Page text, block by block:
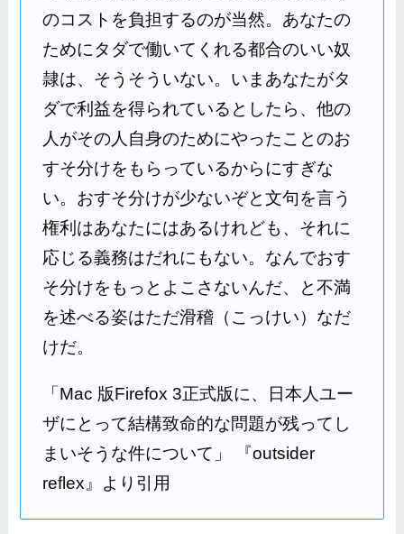
のコストを負担するのが当然。あなたの
ためにタダで働いてくれる都合のいい奴
隷は、そうそういない。いまあなたがタ
ダで利益を得られているとしたら、他の
人がその人自身のためにやったことのお
すそ分けをもらっているからにすぎな
い。おすそ分けが少ないぞと文句を言う
権利はあなたにはあるけれども、それに
応じる義務はだれにもない。なんでおす
そ分けをもっとよこさないんだ、と不満
を述べる姿はただ滑稽（こっけい）なだ
けだ。
「Mac 版Firefox 3正式版に、日本人ユー
ザにとって結構致命的な問題が残ってし
まいそうな件について」 『outsider
reflex』より引用